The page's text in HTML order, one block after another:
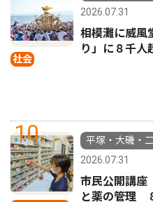
社会
2026.07.31
相模灘に威
り」に８千人
10
平塚・大磯・
2026.07.31
市民公開講
と薬の管理